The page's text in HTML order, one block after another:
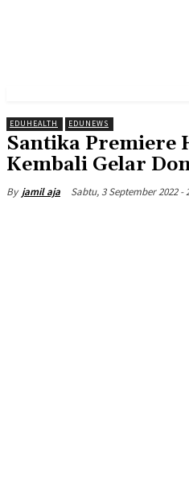
EDUHEALTH EDUNEWS
Santika Premiere
Kembali Gelar
By jamil aja Sabtu, 3 September 2022 -